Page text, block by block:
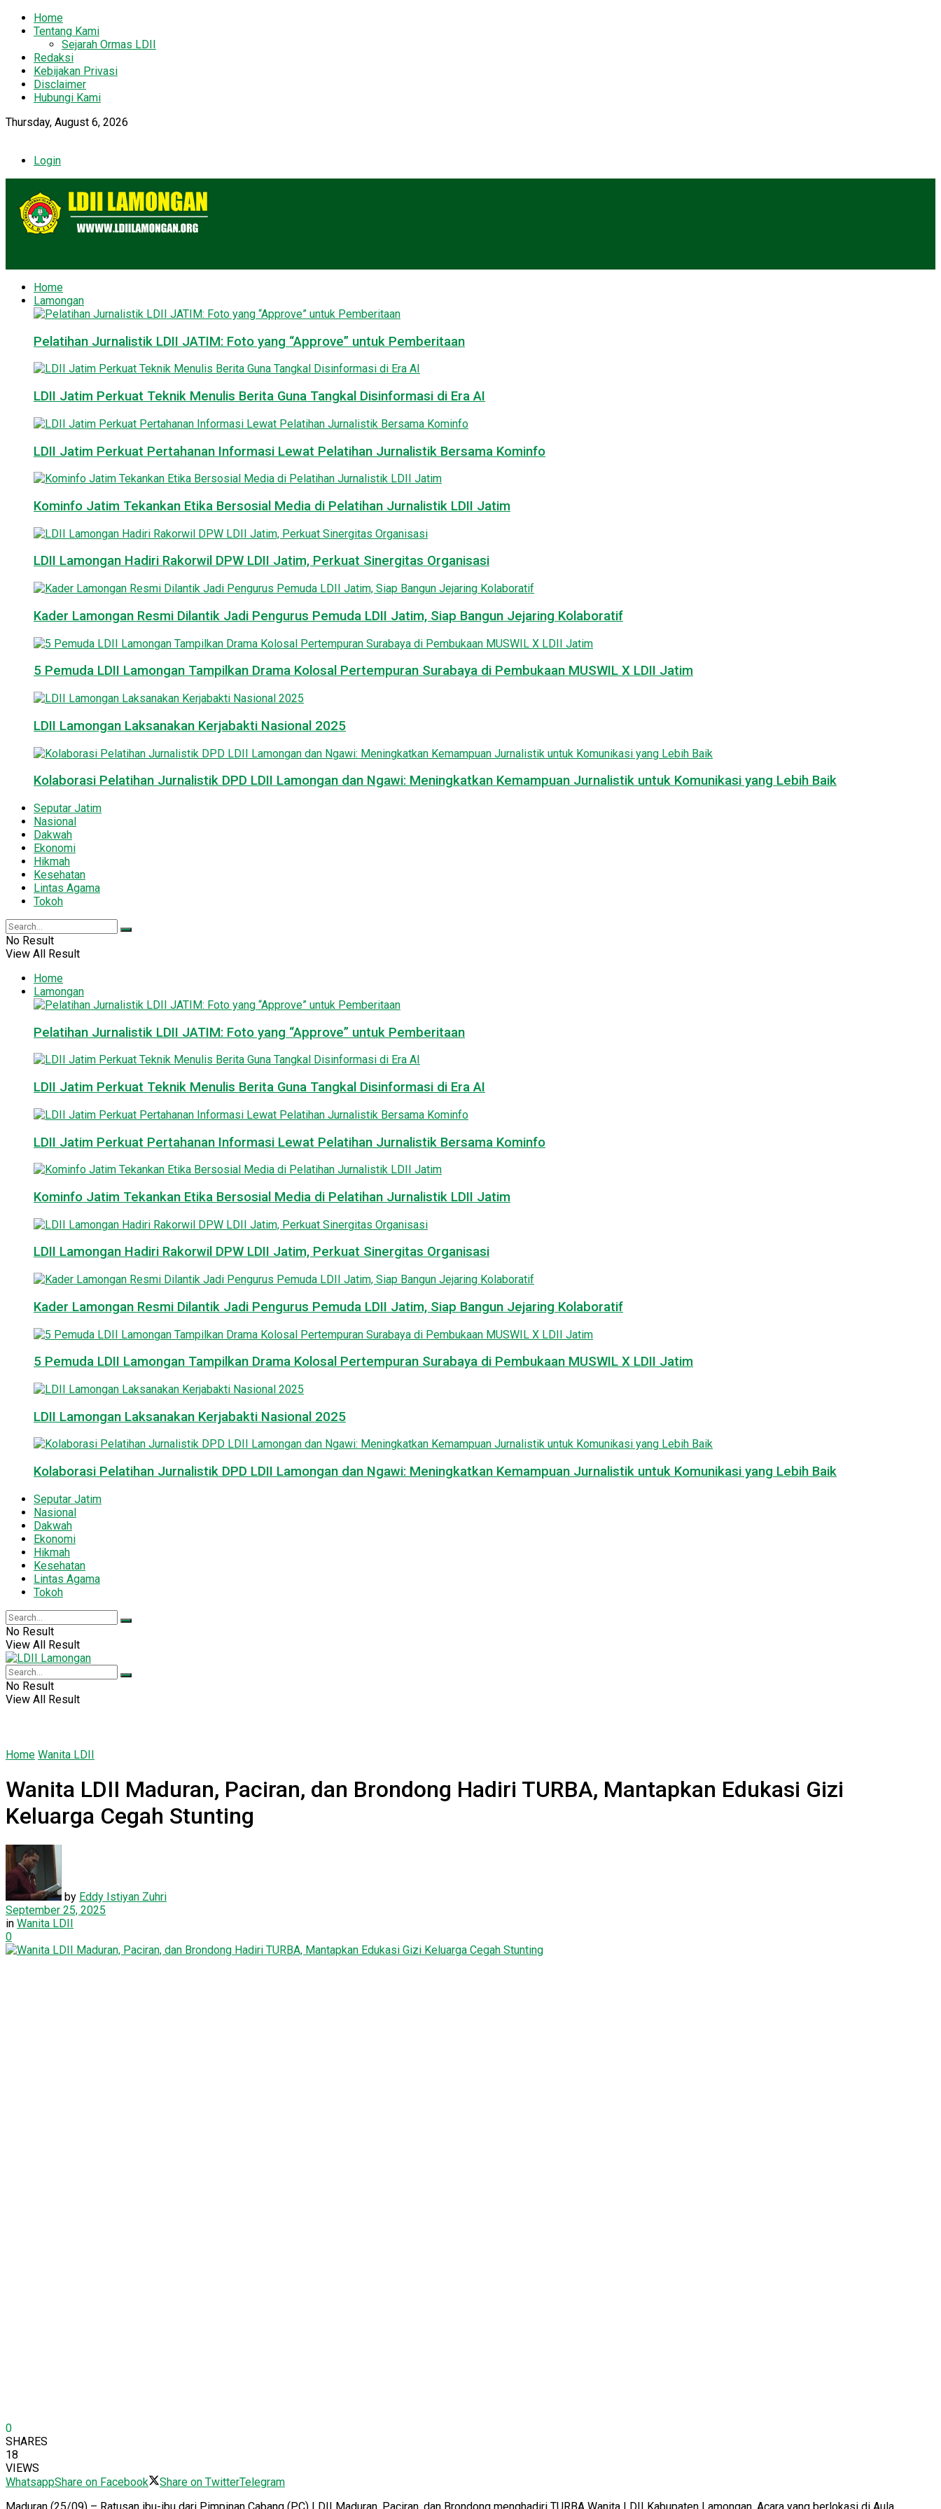
Home
Tentang Kami
Sejarah Ormas LDII
Redaksi
Kebijakan Privasi
Disclaimer
Hubungi Kami
Thursday, August 6, 2026
Login
Home
Lamongan
Pelatihan Jurnalistik LDII JATIM: Foto yang “Approve” untuk Pemberitaan
LDII Jatim Perkuat Teknik Menulis Berita Guna Tangkal Disinformasi di Era AI
LDII Jatim Perkuat Pertahanan Informasi Lewat Pelatihan Jurnalistik Bersama Kominfo
Kominfo Jatim Tekankan Etika Bersosial Media di Pelatihan Jurnalistik LDII Jatim
LDII Lamongan Hadiri Rakorwil DPW LDII Jatim, Perkuat Sinergitas Organisasi
Kader Lamongan Resmi Dilantik Jadi Pengurus Pemuda LDII Jatim, Siap Bangun Jejaring Kolaboratif
5 Pemuda LDII Lamongan Tampilkan Drama Kolosal Pertempuran Surabaya di Pembukaan MUSWIL X LDII Jatim
LDII Lamongan Laksanakan Kerjabakti Nasional 2025
Kolaborasi Pelatihan Jurnalistik DPD LDII Lamongan dan Ngawi: Meningkatkan Kemampuan Jurnalistik untuk Komunikasi yang Lebih Baik
Seputar Jatim
Nasional
Dakwah
Ekonomi
Hikmah
Kesehatan
Lintas Agama
Tokoh
No Result
View All Result
Home
Lamongan
Pelatihan Jurnalistik LDII JATIM: Foto yang “Approve” untuk Pemberitaan
LDII Jatim Perkuat Teknik Menulis Berita Guna Tangkal Disinformasi di Era AI
LDII Jatim Perkuat Pertahanan Informasi Lewat Pelatihan Jurnalistik Bersama Kominfo
Kominfo Jatim Tekankan Etika Bersosial Media di Pelatihan Jurnalistik LDII Jatim
LDII Lamongan Hadiri Rakorwil DPW LDII Jatim, Perkuat Sinergitas Organisasi
Kader Lamongan Resmi Dilantik Jadi Pengurus Pemuda LDII Jatim, Siap Bangun Jejaring Kolaboratif
5 Pemuda LDII Lamongan Tampilkan Drama Kolosal Pertempuran Surabaya di Pembukaan MUSWIL X LDII Jatim
LDII Lamongan Laksanakan Kerjabakti Nasional 2025
Kolaborasi Pelatihan Jurnalistik DPD LDII Lamongan dan Ngawi: Meningkatkan Kemampuan Jurnalistik untuk Komunikasi yang Lebih Baik
Seputar Jatim
Nasional
Dakwah
Ekonomi
Hikmah
Kesehatan
Lintas Agama
Tokoh
No Result
View All Result
No Result
View All Result
Home Wanita LDII
Wanita LDII Maduran, Paciran, dan Brondong Hadiri TURBA, Mantapkan Edukasi Gizi
Keluarga Cegah Stunting
by Eddy Istiyan Zuhri
September 25, 2025
in Wanita LDII
0
0
SHARES
18
VIEWS
WhatsappShare on Facebook Share on TwitterTelegram